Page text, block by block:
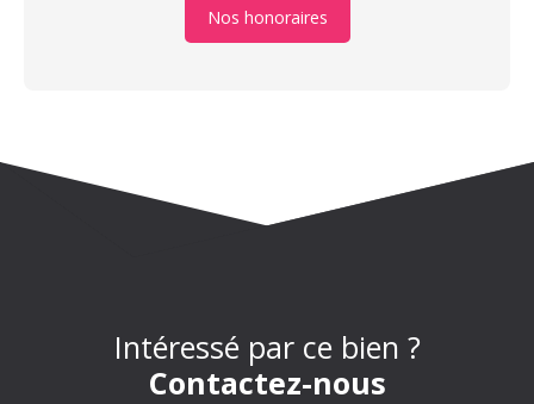
Nos honoraires
Intéressé par ce bien ?
Contactez-nous